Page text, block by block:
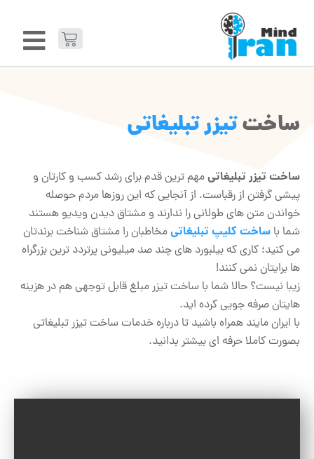
ساختتیزر تبلیغاتی
ساخت تیزر تبلیغاتیمهم ترین قدم برای رشد کسب و کارتان و
پیشی گرفتن از رقباست. از آنجایی که این روزها مردم حوصله
خواندن متن های طولانی را ندارند و مشتاق دیدن ویدیو هستند
شما با ساخت کلیپ تبلیغاتیمخاطبان را مشتاق شناخت برندتان
می کنید؛ کاری که بیلبورد های چند صد میلیونی پرتردد ترین بزرگراه
ها برایتان نمی کنند!
زیبا نیست؟ حالا شما با ساخت تیزر مبلغ قابل توجهی هم در هزینه
هایتان صرفه جویی کرده اید.
با ایران مایند همراه باشید تا درباره خدمات ساخت تیزر تبلیغاتی
بصورت کاملا حرفه ای بیشتر بدانید.